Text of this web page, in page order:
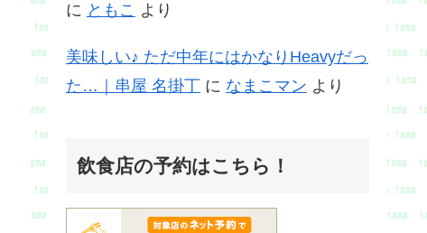
に ともこ より
美味しい♪ ただ中年にはかなりHeavyだっ
た…｜串屋 名掛丁 に なまこマン より
飲食店の予約はこちら！